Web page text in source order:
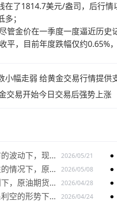
了1814.7美元/盎司，后行
；
管金价在一季度一度逼近历
平，目前年度跌幅仅约
小幅走弱 给黄金交易行情提供
交易开始今日交易后强势上涨
波动下，现货
2026/05/21
情况下，原油
2026/05/08
，原油期货价
2026/04/28
空的形势下，
2026/04/24